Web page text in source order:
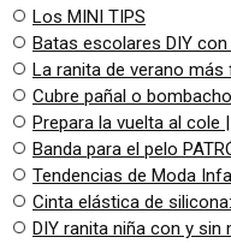
Los MINI TIPS
Batas escolares DIY
La ranita de verano más
Cubre pañal o
Prepara la vuelta al cole
Banda para el pelo
Tendencias de Moda
Cinta elástica de
DIY ranita niña con y sin